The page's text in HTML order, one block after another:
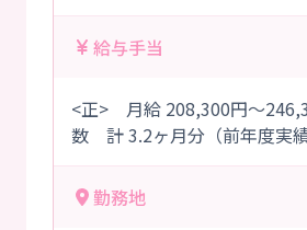
給与手当
<正> 月給 208,300円～
数 計 3.2ヶ月分（前年度実績
勤務地